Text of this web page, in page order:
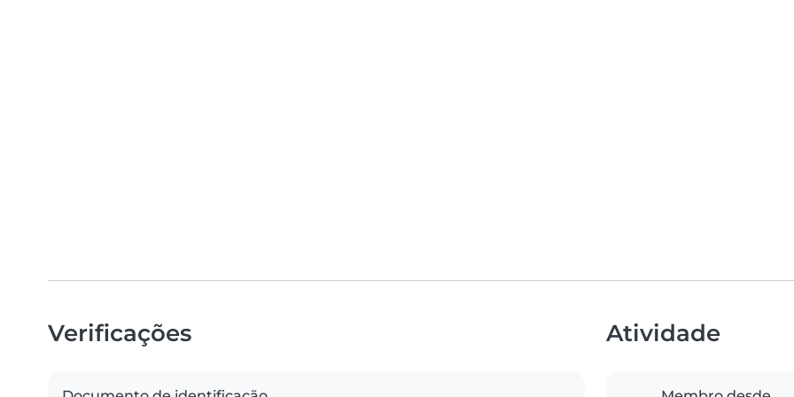
Verificações Atividade